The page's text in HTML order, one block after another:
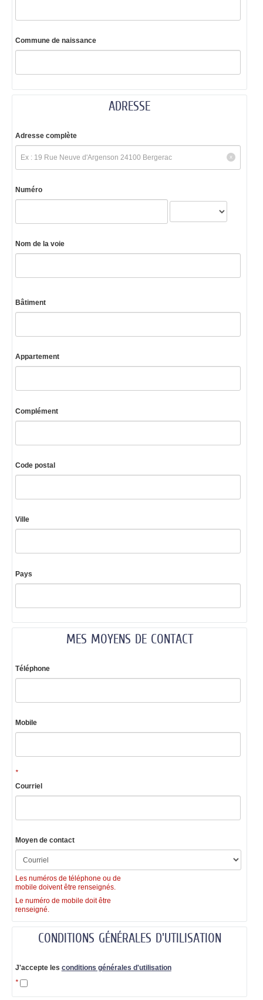
Commune de naissance
ADRESSE
Adresse complète
Numéro
Nom de la voie
Bâtiment
Appartement
Complément
Code postal
Ville
Pays
MES MOYENS DE CONTACT
Téléphone
Mobile
*
Courriel
Moyen de contact
Les numéros de téléphone ou de
mobile doivent être renseignés.
Le numéro de mobile doit être
renseigné.
CONDITIONS GÉNÉRALES D'UTILISATION
J'accepte les conditions générales d'utilisation
*